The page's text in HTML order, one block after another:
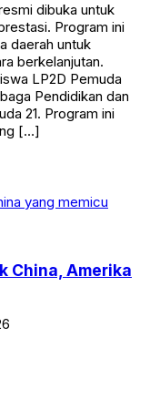
dibuka untuk
Program ini
daerah untuk
berkelanjutan.
LP2D Pemuda
Pendidikan dan
21. Program ini
[…]
China, Amerika